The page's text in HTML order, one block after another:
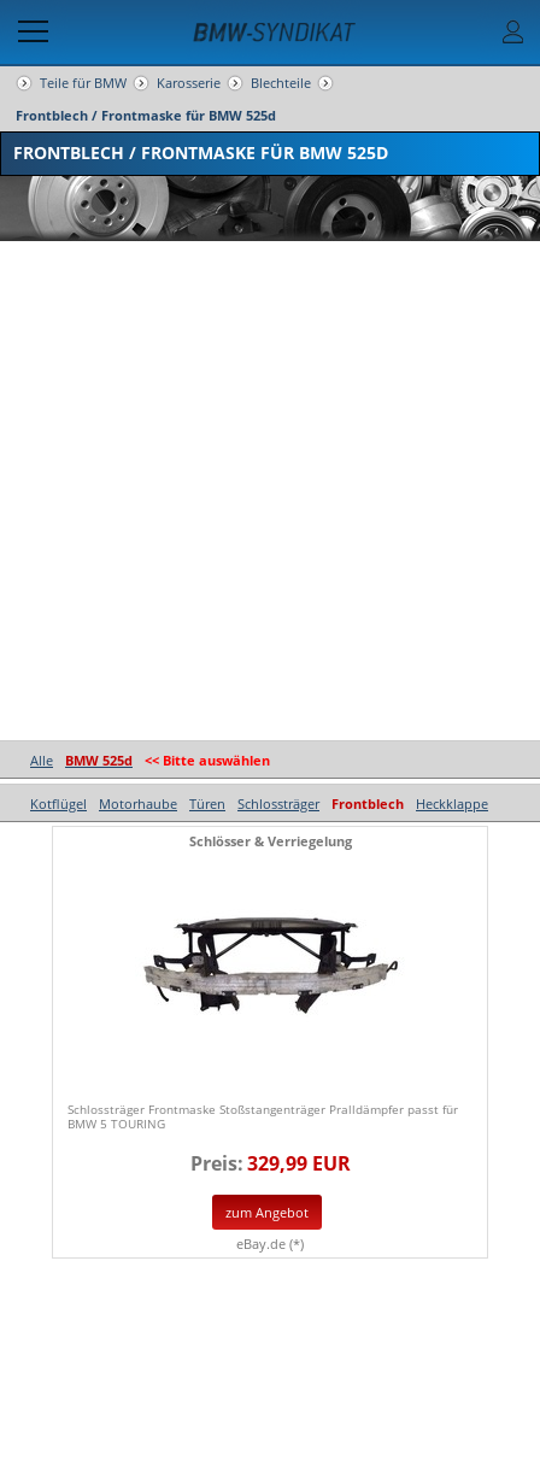
Teile für BMW Karosserie
Blechteile
Frontblech / Frontmaske für BMW 525d
FRONTBLECH / FRONTMASKE FÜR BMW 525D
Alle BMW 525d << Bitte auswählen
Kotflügel Motorhaube Türen Schlossträger Frontblech Heckklappe
Schlösser & Verriegelung
Schlossträger Frontmaske Stoßstangenträger Pralldämpfer passt für
BMW 5 TOURING
Preis:329,99 EUR
zum Angebot
eBay.de (*)